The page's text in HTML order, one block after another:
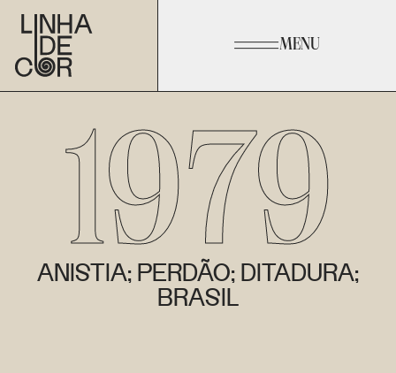
MENU
1979
ANISTIA; PERDÃO; DITADURA;
BRASIL